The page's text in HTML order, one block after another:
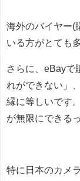
海外のバイヤー(
いる方がとても
さらに、eBayで
れができない」
縁に等しいです
が無限にできる
特に日本のカメ